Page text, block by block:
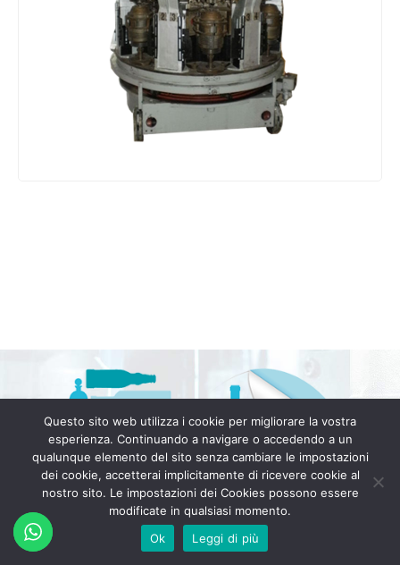
Questo sito web utilizza i cookie per migliorare la vostra
esperienza. Continuando a navigare o accedendo a un
qualunque elemento del sito senza cambiare le impostazioni
dei cookie, accetterai implicitamente di ricevere cookie al
nostro sito. Le impostazioni dei Cookies possono essere
modificate in qualsiasi momento.
Ok
Leggi di più